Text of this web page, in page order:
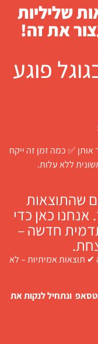
שליליות
את זה!
פוגע
אותן ✅ כמה זמן זה ייקח
ללא עלות.
שהתוצאות
כאן כדי
חדשה –
תוצאות אמיתיות – לא
ונתחיל לנקות את